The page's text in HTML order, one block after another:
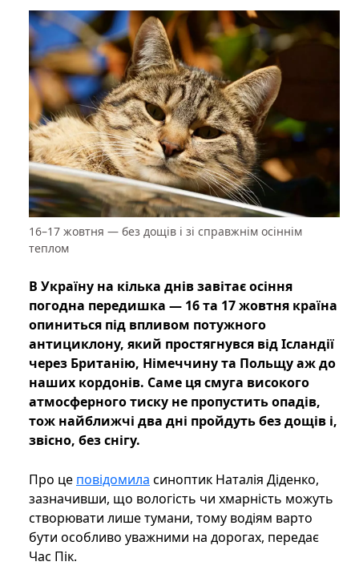
16–17 жовтня — без дощів і зі справжнім осіннім
теплом
В Україну на кілька днів завітає осіння
погодна передишка — 16 та 17 жовтня країна
опиниться під впливом потужного
антициклону, який простягнувся від Ісландії
через Британію, Німеччину та Польщу аж до
наших кордонів. Саме ця смуга високого
атмосферного тиску не пропустить опадів,
тож найближчі два дні пройдуть без дощів і,
звісно, без снігу.
Про це повідомила синоптик Наталія Діденко,
зазначивши, що вологість чи хмарність можуть
створювати лише тумани, тому водіям варто
бути особливо уважними на дорогах, передає
Час Пік.